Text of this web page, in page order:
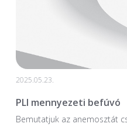
2025.05.23.
PLI mennyezeti befúvó
Bemutatjuk az anemosztát